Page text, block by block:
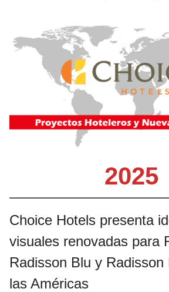
2025
Choice Hotels presenta
visuales renovadas para
Radisson Blu y Radisson
las Américas